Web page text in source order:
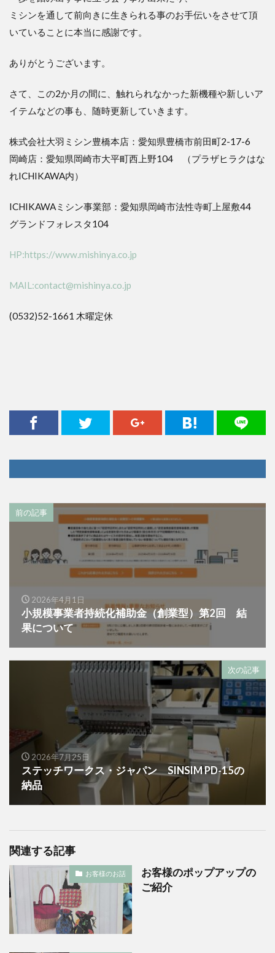
ミシンを通して前向きに生きられる事のお手伝いをさせて頂
いていることに本当に感謝です。
ありがとうございます。
さて、この2か月の間に、触れられなかった新機種や新しいア
イテムなどの事も、随時更新していきます。
株式会社大羽ミシン豊橋本店：愛知県豊橋市前田町2-17-6
岡崎店：愛知県岡崎市大平町西上野104 （プラザヒラクはな
れICHIKAWA内）
ICHIKAWAミシン事業部：愛知県岡崎市法性寺町上屋敷44
グランドフォレスタ104
HP:https://www.mishinya.co.jp
MAIL:contact@mishinya.co.jp
(0532)52-1661 木曜定休
前の記事
2026年4月1日
小規模事業者持続化補助金（創業型）第2回 結
果について
次の記事
2026年7月25日
ステッチワークス・ジャパン SINSIM PD-15の
納品
関連する記事
お客様のお話
お客様のポップアップの
ご紹介